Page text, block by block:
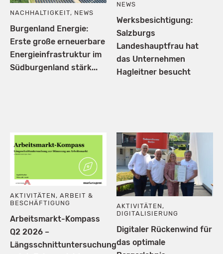
NACHHALTIGKEIT, NEWS
Burgenland Energie:
Erste große erneuerbare
Energieinfrastruktur im
Südburgenland stärk...
NEWS
Werksbesichtigung:
Salzburgs
Landeshauptfrau hat
das Unternehmen
Hagleitner besucht
AKTIVITÄTEN ,ARBEIT &
BESCHÄFTIGUNG
Arbeitsmarkt-Kompass
Q2 2026 –
Längsschnittuntersuchung
AKTIVITÄTEN,
DIGITALISIERUNG
Digitaler Rückenwind für
das optimale